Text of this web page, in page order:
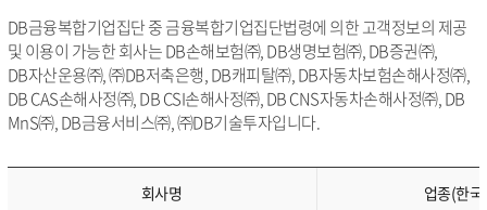
DB금융복합기업집단 중 금융복합기업집단법령에 의한 고객정보의 제공
및 이용이 가능한 회사는 DB손해보험㈜, DB생명보험㈜, DB증권㈜,
DB자산운용㈜, ㈜DB저축은행, DB캐피탈㈜, DB자동차보험손해사정㈜,
DB CAS손해사정㈜, DB CSI손해사정㈜, DB CNS자동차손해사정㈜, DB
MnS㈜, DB금융서비스㈜, ㈜DB기술투자입니다.
회사명 업종(한